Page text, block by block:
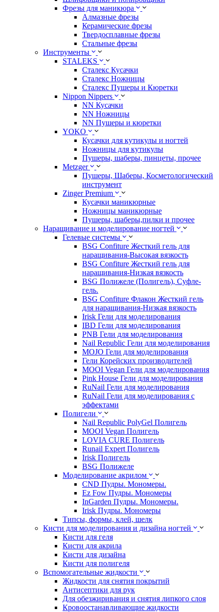
Фрезы для маникюра
Алмазные фрезы
Керамические фрезы
Твердосплавные фрезы
Стальные фрезы
Инструменты
STALEKS
Сталекс Кусачки
Сталекс Ножницы
Сталекс Пушеры и Кюретки
Nippon Nippers
NN Кусачки
NN Ножницы
NN Пушеры и кюретки
YOKO
Кусачки для кутикулы и ногтей
Ножницы для кутикулы
Пушеры, шаберы, пинцеты, прочее
Metzger
Пушеры, Шаберы, Косметологический
инструмент
Zinger Premium
Кусачки маникюрные
Ножницы маникюрные
Пушеры, шаберы,пилки и прочее
Наращивание и моделирование ногтей
Гелевые системы
BSG Confiture Жесткий гель для
наращивания-Высокая вязкость
BSG Confiture Жесткий гель для
наращивания-Низкая вязкость
BSG Полижеле (Полигель), Суфле-
гель.
BSG Confiture Флакон Жесткий гель
для наращивания-Низкая вязкость
Irisk Гели для моделирования
IBD Гели для моделирования
PNB Гели для моделирования
Nail Republic Гели для моделирования
MOJO Гели для моделирования
Гели Корейских производителей
MOOI Vegan Гели для моделирования
Pink House Гели для моделирования
RuNail Гели для моделирования
RuNail Гели для моделирования с
эффектами
Полигели
Nail Republic PolyGel Полигель
MOOI Vegan Полигель
LOVIA CURE Полигель
Runail Expert Полигель
Irisk Полигель
BSG Полижеле
Моделирование акрилом
CND Пудры. Мономеры.
Ez Fow Пудры. Мономеры
InGarden Пудры. Мономеры.
Irisk Пудры. Мономеры
Типсы, формы, клей, шелк
Кисти для моделирования и дизайна ногтей
Кисти для геля
Кисти для акрила
Кисти для дизайна
Кисти для полигеля
Вспомогательные жидкости
Жидкости для снятия покрытий
Антисептики для рук
Для обезжиривания и снятия липкого слоя
Кровоостанавливающие жидкости